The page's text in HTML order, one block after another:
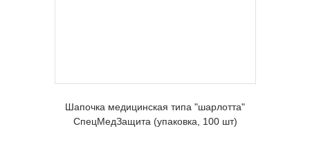
Шапочка медицинская типа "шарлотта"
СпецМедЗащита (упаковка, 100 шт)